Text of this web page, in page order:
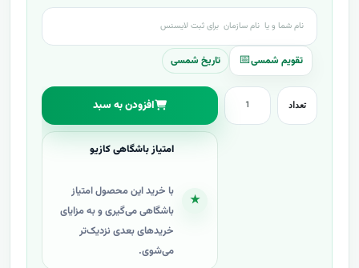
تاریخ شمسی
تعداد افزودن به سبد
★
امتیاز باشگاهی کازیو
با خرید این محصول امتیاز
باشگاهی می‌گیری و به مزایای
خریدهای بعدی نزدیک‌تر
می‌شوی.